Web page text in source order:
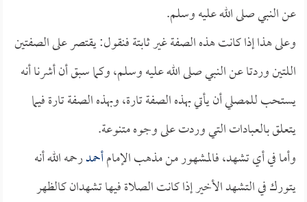
عن النبي صلى الله عليه وسلم.
وعلى هذا إذا كانت هذه الصفة غير ثابتة فنقول: يقتصر على الصفتين
اللتين وردتا عن النبي صلى الله عليه وسلم، وكما سبق أن أشرنا أنه
يستحب للمصلي أن يأتي بهذه الصفة تارة، وبهذه الصفة تارة فيما
يتعلق بالعبادات التي وردت على وجوه متنوعة.
وأما في أي تشهد، فالمشهور من مذهب الإمامأحمدرحمه الله أنه
يتورك في التشهد الأخير إذا كانت الصلاة فيها تشهدان كالظهر